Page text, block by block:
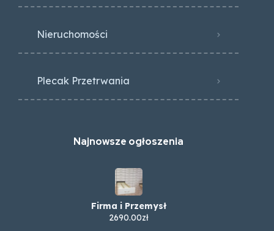
Nieruchomości
Plecak Przetrwania
Najnowsze ogłoszenia
Firma i Przemysł
2690.00zł